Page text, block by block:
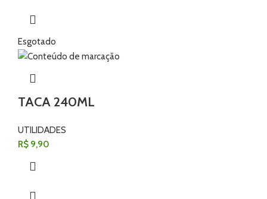
Esgotado
TACA 240ML
UTILIDADES
R$ 9,90